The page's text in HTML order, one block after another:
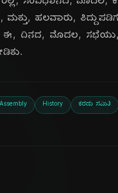
ಹಲವಾರು,
ಈ, ದಿನದ, ಮೊದಲ,
History ಕರಡು ಸಮಿತಿ